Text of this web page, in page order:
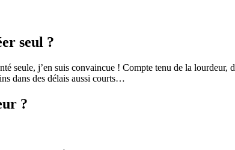
seul ?
seule, j’en suis convaincue ! Compte tenu de la lourdeur,
dans des délais aussi courts…
?